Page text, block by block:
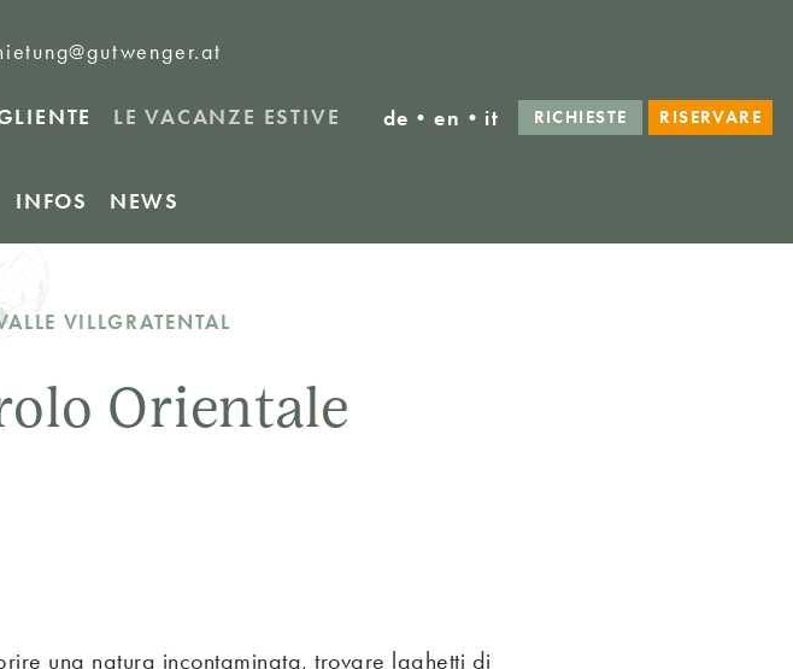
LE VACANZE ESTIVE
INFOS NEWS
de •en • it RICHIESTE RISERVARE
VILLGRATENTAL
Orientale
una natura incontaminata, trovare laghetti di